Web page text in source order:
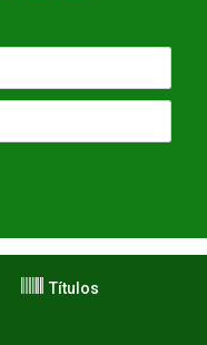
Títulos